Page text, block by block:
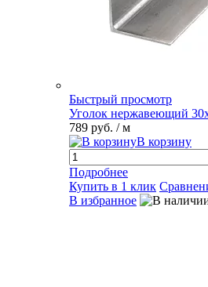
Быстрый просмотр
Уголок нержавеющий
789 руб. / м
В корзину
Подробнее
Купить в 1 клик
В избранное